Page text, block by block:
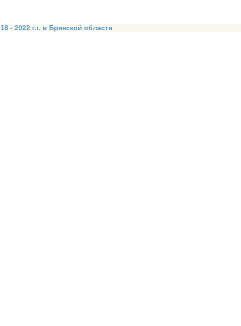
- 2022 г.г. в Брянской области